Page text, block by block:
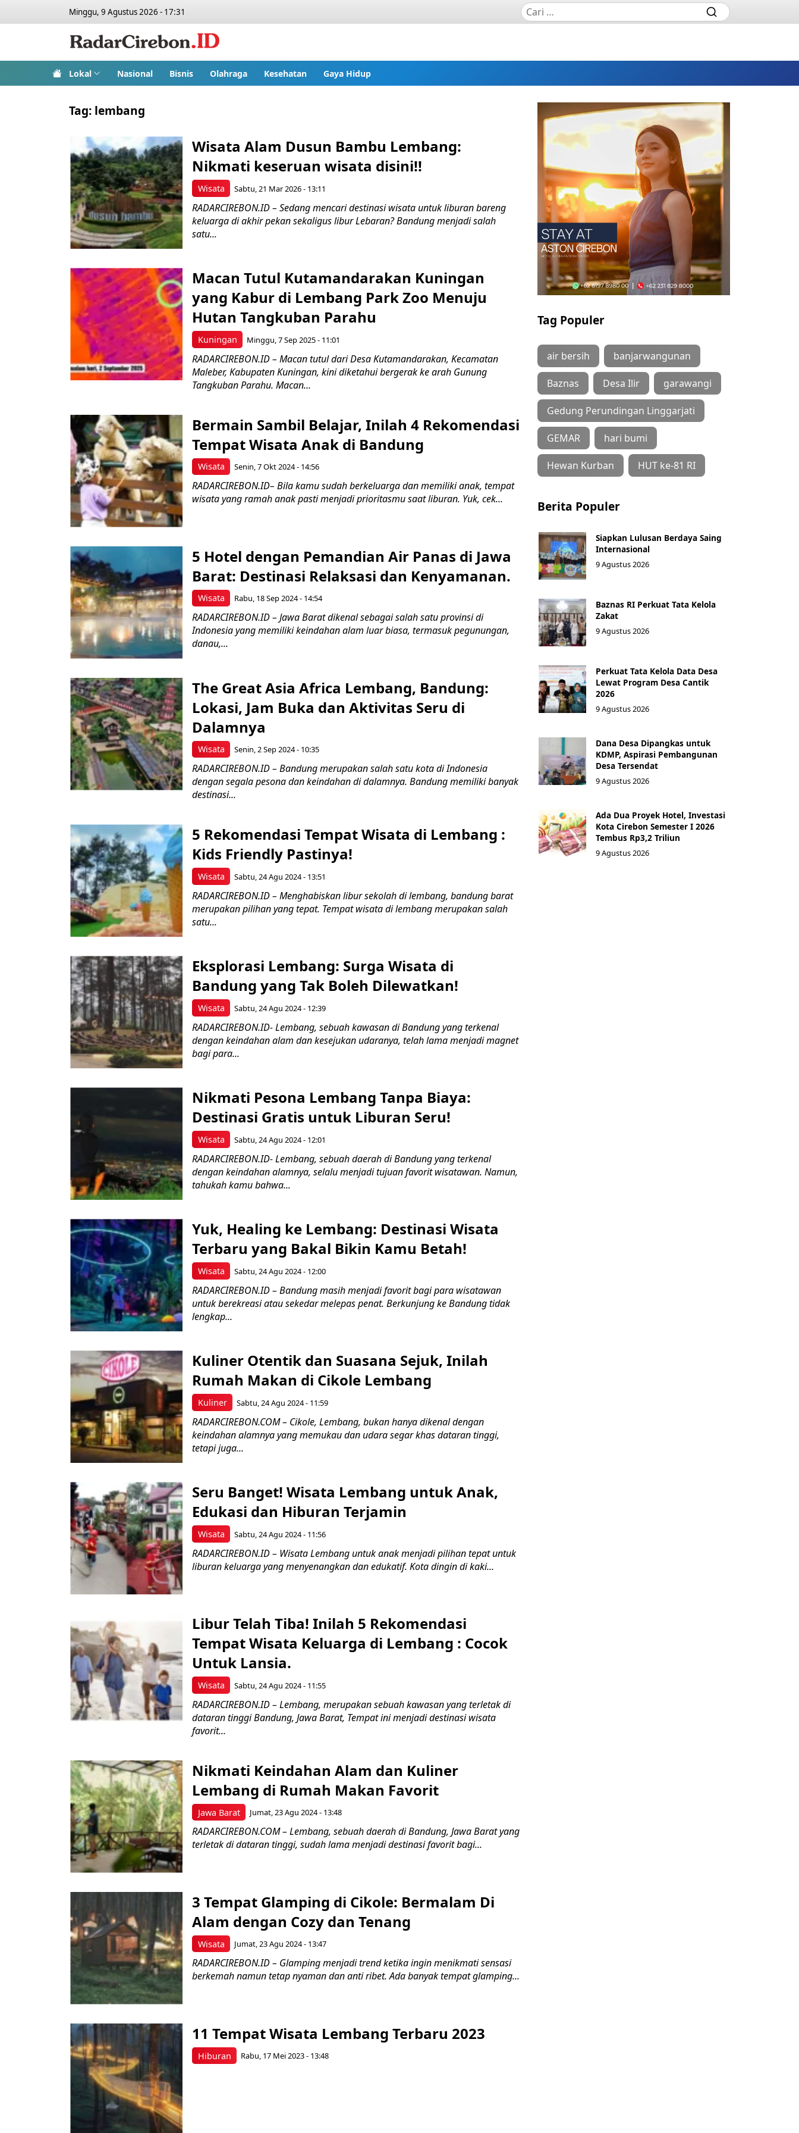
Minggu, 9 Agustus 2026 - 17:31
Lokal Nasional Bisnis Olahraga Kesehatan Gaya Hidup
Tag: lembang
Wisata
Wisata Alam Dusun Bambu Lembang:
Nikmati keseruan wisata disini!!
Sabtu, 21 Mar 2026 - 13:11
RADARCIREBON.ID – Sedang mencari destinasi wisata untuk liburan bareng
keluarga di akhir pekan sekaligus libur Lebaran? Bandung menjadi salah
satu...
Kuningan
Macan Tutul Kutamandarakan Kuningan
yang Kabur di Lembang Park Zoo Menuju
Hutan Tangkuban Parahu
Minggu, 7 Sep 2025 - 11:01
RADARCIREBON.ID – Macan tutul dari Desa Kutamandarakan, Kecamatan
Maleber, Kabupaten Kuningan, kini diketahui bergerak ke arah Gunung
Tangkuban Parahu. Macan...
Wisata
Bermain Sambil Belajar, Inilah 4 Rekomendasi
Tempat Wisata Anak di Bandung
Senin, 7 Okt 2024 - 14:56
RADARCIREBON.ID– Bila kamu sudah berkeluarga dan memiliki anak, tempat
wisata yang ramah anak pasti menjadi prioritasmu saat liburan. Yuk, cek...
Wisata
5 Hotel dengan Pemandian Air Panas di Jawa
Barat: Destinasi Relaksasi dan Kenyamanan.
Rabu, 18 Sep 2024 - 14:54
RADARCIREBON.ID – Jawa Barat dikenal sebagai salah satu provinsi di
Indonesia yang memiliki keindahan alam luar biasa, termasuk pegunungan,
danau,...
Wisata
The Great Asia Africa Lembang, Bandung:
Lokasi, Jam Buka dan Aktivitas Seru di
Dalamnya
Senin, 2 Sep 2024 - 10:35
RADARCIREBON.ID – Bandung merupakan salah satu kota di Indonesia
dengan segala pesona dan keindahan di dalamnya. Bandung memiliki banyak
destinasi...
Wisata
5 Rekomendasi Tempat Wisata di Lembang :
Kids Friendly Pastinya!
Sabtu, 24 Agu 2024 - 13:51
RADARCIREBON.ID – Menghabiskan libur sekolah di lembang, bandung barat
merupakan pilihan yang tepat. Tempat wisata di lembang merupakan salah
satu...
Wisata
Eksplorasi Lembang: Surga Wisata di
Bandung yang Tak Boleh Dilewatkan!
Sabtu, 24 Agu 2024 - 12:39
RADARCIREBON.ID- Lembang, sebuah kawasan di Bandung yang terkenal
dengan keindahan alam dan kesejukan udaranya, telah lama menjadi magnet
bagi para...
Wisata
Nikmati Pesona Lembang Tanpa Biaya:
Destinasi Gratis untuk Liburan Seru!
Sabtu, 24 Agu 2024 - 12:01
RADARCIREBON.ID- Lembang, sebuah daerah di Bandung yang terkenal
dengan keindahan alamnya, selalu menjadi tujuan favorit wisatawan. Namun,
tahukah kamu bahwa...
Wisata
Yuk, Healing ke Lembang: Destinasi Wisata
Terbaru yang Bakal Bikin Kamu Betah!
Sabtu, 24 Agu 2024 - 12:00
RADARCIREBON.ID – Bandung masih menjadi favorit bagi para wisatawan
untuk berekreasi atau sekedar melepas penat. Berkunjung ke Bandung tidak
lengkap...
Kuliner
Kuliner Otentik dan Suasana Sejuk, Inilah
Rumah Makan di Cikole Lembang
Sabtu, 24 Agu 2024 - 11:59
RADARCIREBON.COM – Cikole, Lembang, bukan hanya dikenal dengan
keindahan alamnya yang memukau dan udara segar khas dataran tinggi,
tetapi juga...
Wisata
Seru Banget! Wisata Lembang untuk Anak,
Edukasi dan Hiburan Terjamin
Sabtu, 24 Agu 2024 - 11:56
RADARCIREBON.ID – Wisata Lembang untuk anak menjadi pilihan tepat untuk
liburan keluarga yang menyenangkan dan edukatif. Kota dingin di kaki...
Wisata
Libur Telah Tiba! Inilah 5 Rekomendasi
Tempat Wisata Keluarga di Lembang : Cocok
Untuk Lansia.
Sabtu, 24 Agu 2024 - 11:55
RADARCIREBON.ID – Lembang, merupakan sebuah kawasan yang terletak di
dataran tinggi Bandung, Jawa Barat, Tempat ini menjadi destinasi wisata
favorit...
Jawa Barat
Nikmati Keindahan Alam dan Kuliner
Lembang di Rumah Makan Favorit
Jumat, 23 Agu 2024 - 13:48
RADARCIREBON.COM – Lembang, sebuah daerah di Bandung, Jawa Barat yang
terletak di dataran tinggi, sudah lama menjadi destinasi favorit bagi...
Wisata
3 Tempat Glamping di Cikole: Bermalam Di
Alam dengan Cozy dan Tenang
Jumat, 23 Agu 2024 - 13:47
RADARCIREBON.ID – Glamping menjadi trend ketika ingin menikmati sensasi
berkemah namun tetap nyaman dan anti ribet. Ada banyak tempat glamping...
Hiburan
11 Tempat Wisata Lembang Terbaru 2023
Rabu, 17 Mei 2023 - 13:48
Tag Populer
air bersih banjarwangunan
Baznas Desa Ilir garawangi
Gedung Perundingan Linggarjati
GEMAR hari bumi
Hewan Kurban HUT ke-81 RI
Berita Populer
Siapkan Lulusan Berdaya Saing
Internasional
9 Agustus 2026
Baznas RI Perkuat Tata Kelola
Zakat
9 Agustus 2026
Perkuat Tata Kelola Data Desa
Lewat Program Desa Cantik
2026
9 Agustus 2026
Dana Desa Dipangkas untuk
KDMP, Aspirasi Pembangunan
Desa Tersendat
9 Agustus 2026
Ada Dua Proyek Hotel, Investasi
Kota Cirebon Semester I 2026
Tembus Rp3,2 Triliun
9 Agustus 2026